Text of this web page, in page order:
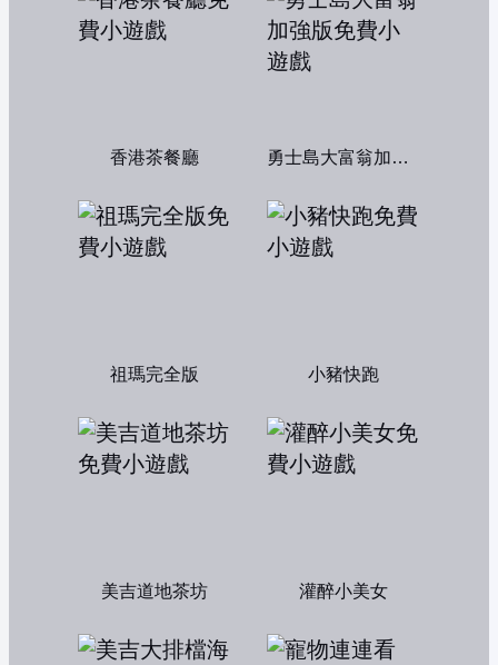
香港茶餐廳 勇士島大富翁加強版
祖瑪完全版 小豬快跑
美吉道地茶坊 灌醉小美女